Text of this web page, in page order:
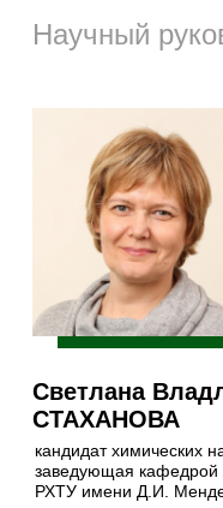
Светлана
СТАХАНОВА
Научный
кандидат химических
заведующая кафедрой
РХТУ имени Д.И.